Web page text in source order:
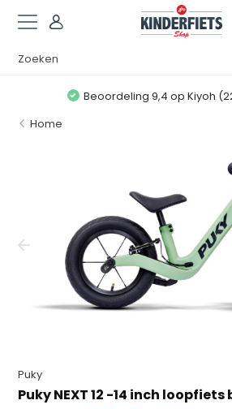
Beoordeling 9,4 op Kiyoh
Home
Puky
Puky NEXT 12 -14 inch